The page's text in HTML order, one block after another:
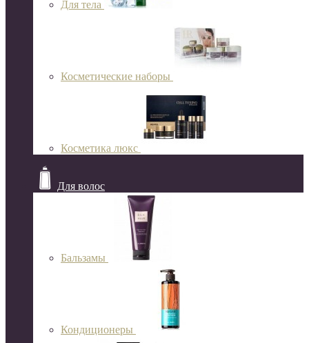
Для тела
Косметические наборы
Косметика люкс
Для волос
Бальзамы
Кондиционеры